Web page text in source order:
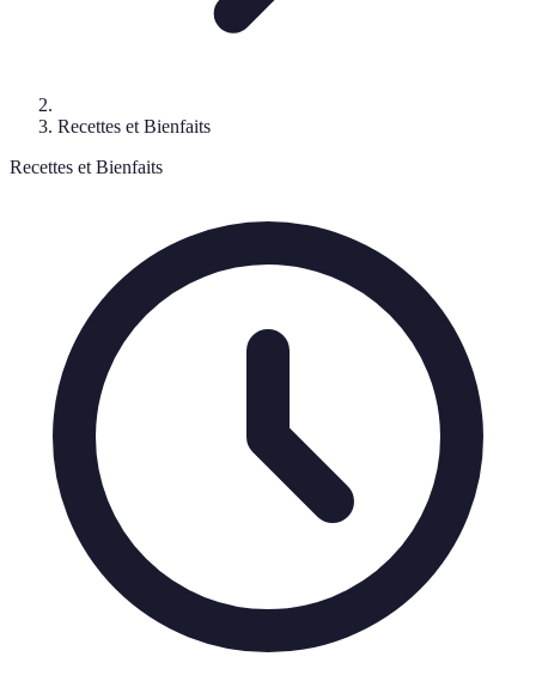
Recettes et Bienfaits
Recettes et Bienfaits